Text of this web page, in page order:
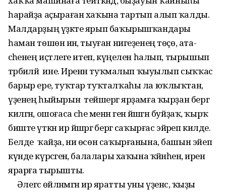
һарайҙа аҫыраған хаҡына тартып алып ҡалды.
Малдарҙың үҙәкте ярып баҡырышҡандары
һаман төшөнә инә, тыуған нигеҙенең төҫө, ата-
әсәһенең иҫтәлеге итеп, күңелен һалып, тырышып
тәрбиәләй ине. Иренән туҡмалып ҡыуылып сыҡҡас
барыр ере, туҡтар туҡталҡаһы ла юҡлыҡтан,
үҙенең һыйырын тейәшергә ярҙамға ҡырҙан бергә
килгән, ошоғаса әсәһе менән генә йәшәгән буйҙаҡ, ҡырҡ
биште үткән ир йәшәргә бергә саҡырғас эйәреп килде.
Белде ҡайҙа, ни өсөн саҡырғанына, башын эйеп
күнде күрәсәгенә, балалары хаҡына ҡәйнәһенә, иренә
ярарға тырышты.
Әлегәсә өйләнмәгән ир яратты уны үҙенсә, ҡыҙы